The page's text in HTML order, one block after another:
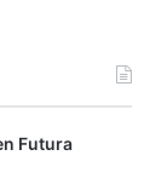
Futura